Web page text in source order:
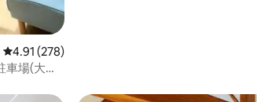
レビュー278件、5つ星中4.91つ星の平均評価
4.91 (278)
場(大型